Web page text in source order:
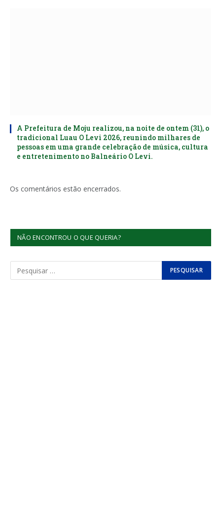
A Prefeitura de Moju realizou, na noite de ontem (31), o
tradicional Luau O Levi 2026, reunindo milhares de
pessoas em uma grande celebração de música, cultura
e entretenimento no Balneário O Levi.
Os comentários estão encerrados.
NÃO ENCONTROU O QUE QUERIA?